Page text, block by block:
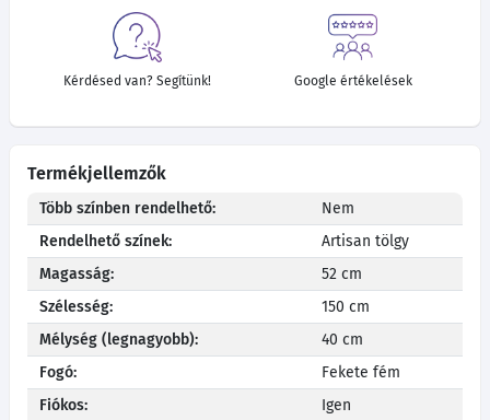
Kérdésed van? Segítünk! Google értékelések
Termékjellemzők
Több színben rendelhető:
Nem
Rendelhető színek:
Artisan tölgy
Magasság:
52 cm
Szélesség:
150 cm
Mélység (legnagyobb):
40 cm
Fogó:
Fekete fém
Fiókos:
Igen